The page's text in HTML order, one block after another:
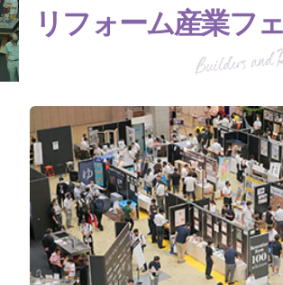
リフォーム産業フ